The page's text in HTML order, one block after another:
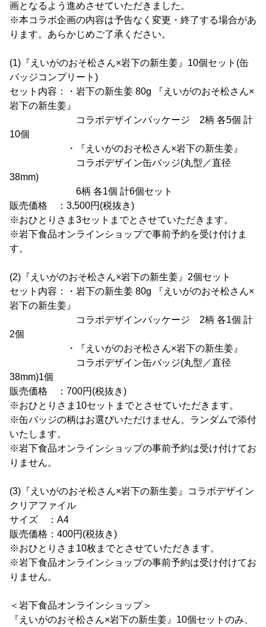
画となるよう進めさせていただきました。
※本コラボ企画の内容は予告なく変更・終了する場合があ
ります。あらかじめご了承ください。
(1)『えいがのおそ松さん×岩下の新生姜』10個セット(缶
バッジコンプリート)
セット内容：・岩下の新生姜 80g 『えいがのおそ松さん×
岩下の新生姜』
コラボデザインパッケージ 2柄 各5個 計
10個
・『えいがのおそ松さん×岩下の新生姜』
コラボデザイン缶バッジ(丸型／直径
38mm)
6柄 各1個 計6個セット
販売価格 ：3,500円(税抜き)
※おひとりさま3セットまでとさせていただきます。
※岩下食品オンラインショップで事前予約を受け付けま
す。
(2)『えいがのおそ松さん×岩下の新生姜』2個セット
セット内容：・岩下の新生姜 80g 『えいがのおそ松さん×
岩下の新生姜』
コラボデザインパッケージ 2柄 各1個 計
2個
・『えいがのおそ松さん×岩下の新生姜』
コラボデザイン缶バッジ(丸型／直径
38mm)1個
販売価格 ：700円(税抜き)
※おひとりさま10セットまでとさせていただきます。
※缶バッジの柄はお選びいただけません。ランダムで添付
いたします。
※岩下食品オンラインショップの事前予約は受け付けてお
りません。
(3)『えいがのおそ松さん×岩下の新生姜』コラボデザイン
クリアファイル
サイズ ：A4
販売価格：400円(税抜き)
※おひとりさま10枚までとさせていただきます。
※岩下食品オンラインショップの事前予約は受け付けてお
りません。
＜岩下食品オンラインショップ＞
『えいがのおそ松さん×岩下の新生姜』10個セットのみ、